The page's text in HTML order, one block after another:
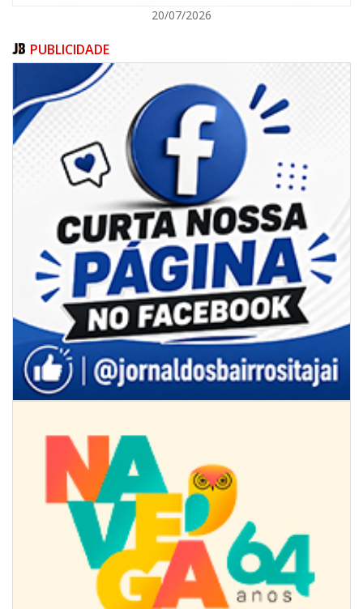
08/08/2026 | 07:00
Limpeza de valas e ribeirões avança no interior de Itajaí
ITAJAÍ
20/07/2026
PUBLICIDADE